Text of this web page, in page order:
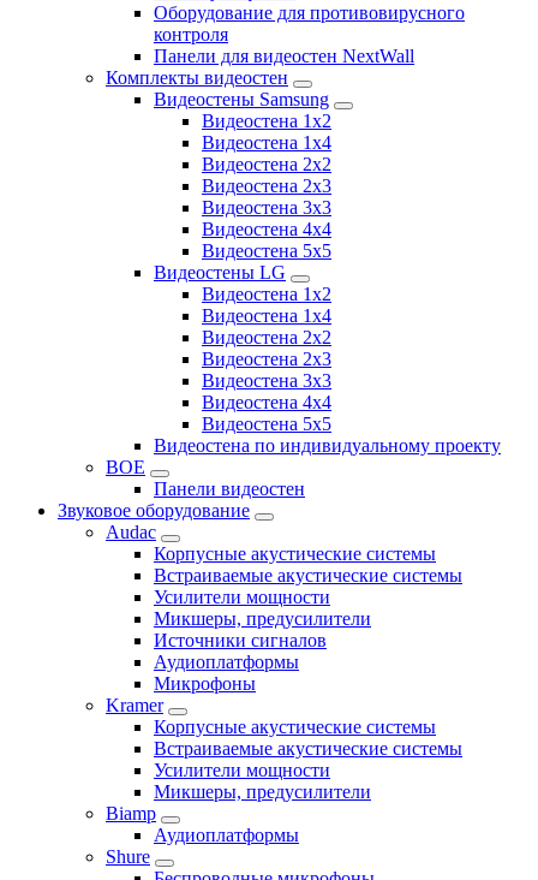
Оборудование для противовирусного
контроля
Панели для видеостен NextWall
Комплекты видеостен
Видеостены Samsung
Видеостена 1x2
Видеостена 1x4
Видеостена 2x2
Видеостена 2х3
Видеостена 3x3
Видеостена 4x4
Видеостена 5x5
Видеостены LG
Видеостена 1x2
Видеостена 1x4
Видеостена 2x2
Видеостена 2x3
Видеостена 3x3
Видеостена 4x4
Видеостена 5x5
Видеостена по индивидуальному проекту
BOE
Панели видеостен
Звуковое оборудование
Audac
Корпусные акустические системы
Встраиваемые акустические системы
Усилители мощности
Микшеры, предусилители
Источники сигналов
Аудиоплатформы
Микрофоны
Kramer
Корпусные акустические системы
Встраиваемые акустические системы
Усилители мощности
Микшеры, предусилители
Biamp
Аудиоплатформы
Shure